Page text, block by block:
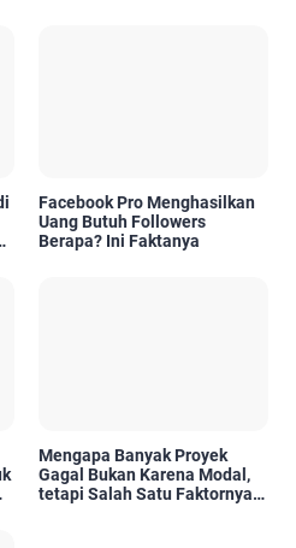
Facebook Pro Menghasilkan
Uang Butuh Followers
Berapa? Ini Faktanya
Mengapa Banyak Proyek
Gagal Bukan Karena Modal,
tetapi Salah Satu Faktornya